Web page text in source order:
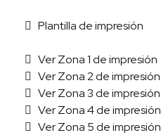
Plantilla de impresión
Ver Zona 1 de impresión
Ver Zona 2 de impresión
Ver Zona 3 de impresión
Ver Zona 4 de impresión
Ver Zona 5 de impresión